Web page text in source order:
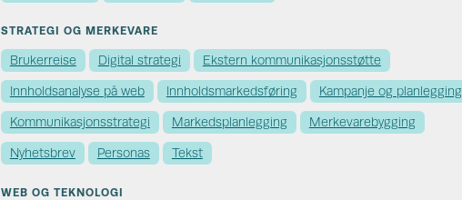
STRATEGI OG MERKEVARE
Brukerreise Digital strategi Ekstern kommunikasjons­støtte
Innholdsanalyse på web Innholds­markedsføring Kampanje og planlegging
Kommunikasjons­strategi Markedsplanlegging Merkevare­bygging
Nyhetsbrev Personas Tekst
WEB OG TEKNOLOGI